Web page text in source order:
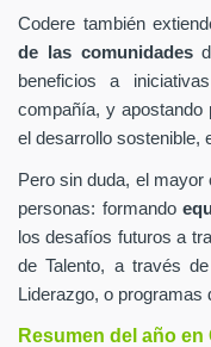
Codere también
de las comunidades
beneficios a
compañía, y apostando
el desarrollo sostenible,
Pero sin duda, el
personas: formando
los desafíos futuros a
de Talento, a través de
Liderazgo, o programas
Resumen del año en